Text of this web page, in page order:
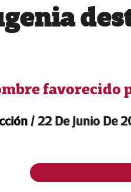
favorecido
/ 22 De Junio De